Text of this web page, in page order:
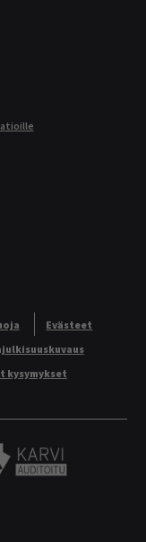
Evästeet
kysymykset
Alliance logo
Karvi Auditoitu logo